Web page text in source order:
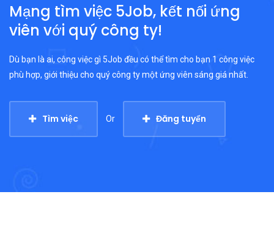
Mạng tìm việc 5Job, kết nối ứng
viên với quý công ty!
Dù bạn là ai, công việc gì 5Job đều có thể tìm cho bạn 1 công việc
phù hợp, giới thiệu cho quý công ty một ứng viên sáng giá nhất.
Tìm việc Or Đăng tuyển